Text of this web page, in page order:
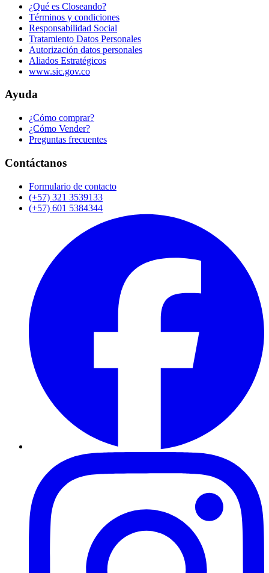
¿Qué es Closeando?
Términos y condiciones
Responsabilidad Social
Tratamiento Datos Personales
Autorización datos personales
Aliados Estratégicos
www.sic.gov.co
Ayuda
¿Cómo comprar?
¿Cómo Vender?
Preguntas frecuentes
Contáctanos
Formulario de contacto
(+57) 321 3539133
(+57) 601 5384344